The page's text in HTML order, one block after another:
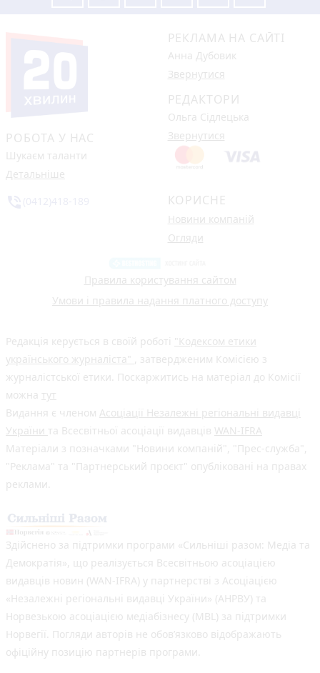
РОБОТА У НАС
Шукаєм таланти
Детальніше
РЕКЛАМА НА САЙТІ
Анна Дубовик
Звернутися
РЕДАКТОРИ
Ольга Сідлецька
Звернутися
КОРИСНЕ
Новини компаній
Огляди
Правила користування сайтом
Умови і правила надання платного доступу
Редакція керується в своїй роботі "Кодексом етики
українського журналіста" , затвердженим Комісією з
журналістської етики. Поскаржитись на матеріал до Комісії
можна тут
Видання є членом Асоціації Незалежні регіональні видавці
України та Всесвітньої асоціації видавців WAN-IFRA
Матеріали з позначками "Новини компаній", "Прес-служба",
"Реклама" та "Партнерський проєкт" опубліковані на правах
реклами.
Здійснено за підтримки програми «Сильніші разом: Медіа та
Демократія», що реалізується Всесвітньою асоціацією
видавців новин (WAN-IFRA) у партнерстві з Асоціацією
«Незалежні регіональні видавці України» (АНРВУ) та
Норвезькою асоціацією медіабізнесу (MBL) за підтримки
Норвегії. Погляди авторів не обов’язково відображають
офіційну позицію партнерів програми.